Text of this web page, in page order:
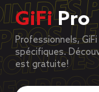
GiFiPro
Professionnels,
spécifiques.
est gratuite!